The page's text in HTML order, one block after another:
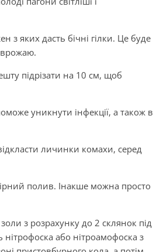
з яких дасть бічні гілки. Це буде
підрізати на 10 см, щоб
уникнути інфекції, а також в
личинки комахи, серед
полив. Інакше можна просто
з розрахунку до 2 склянок під
або нітроамофоска з